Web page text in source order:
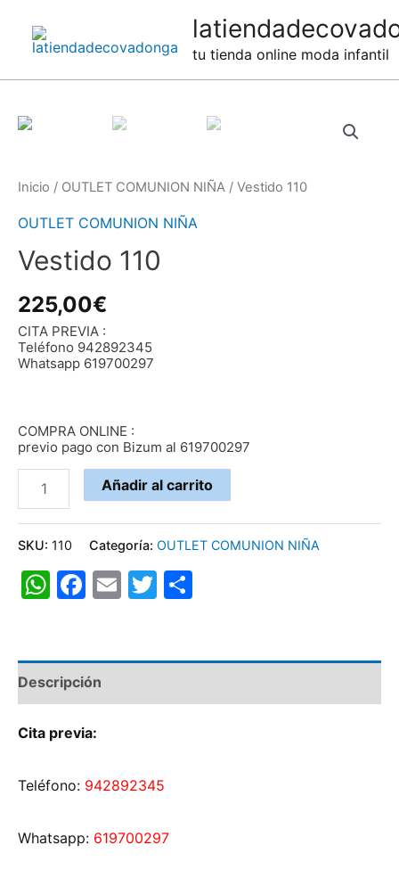
tu tienda online moda infantil
Inicio / OUTLET COMUNION NIÑA / Vestido 110
OUTLET COMUNION NIÑA
Vestido 110
225,00€
CITA PREVIA :
Teléfono 942892345
Whatsapp 619700297
COMPRA ONLINE :
previo pago con Bizum al 619700297
Vestido
110
cantidad
Añadir al carrito
SKU: 110 Categoría: OUTLET COMUNION NIÑA
WhatsApp
Facebook
EmailTwitter
Descripción
Cita previa:
Teléfono: 942892345
Whatsapp: 619700297